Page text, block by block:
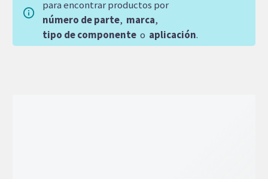
para encontrar productos por
número de parte, marca,
tipo de componente o aplicación.